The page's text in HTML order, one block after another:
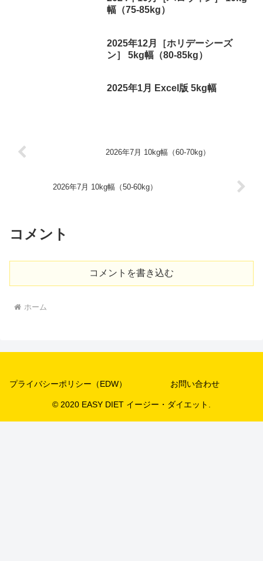
幅（75-85kg）
2025年12月［ホリデーシーズ
ン］ 5kg幅（80-85kg）
2025年1月 Excel版 5kg幅
2026年7月 10kg幅（60-70kg）
2026年7月 10kg幅（50-60kg）
コメント
コメントを書き込む
ホーム
プライバシーポリシー（EDW） お問い合わせ
© 2020 EASY DIET イージー・ダイエット.